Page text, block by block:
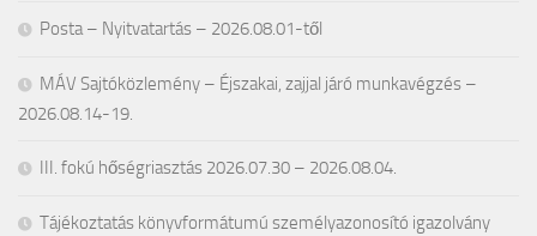
Posta – Nyitvatartás – 2026.08.01-től
MÁV Sajtóközlemény – Éjszakai, zajjal járó munkavégzés –
2026.08.14-19.
III. fokú hőségriasztás 2026.07.30 – 2026.08.04.
Tájékoztatás könyvformátumú személyazonosító igazolvány